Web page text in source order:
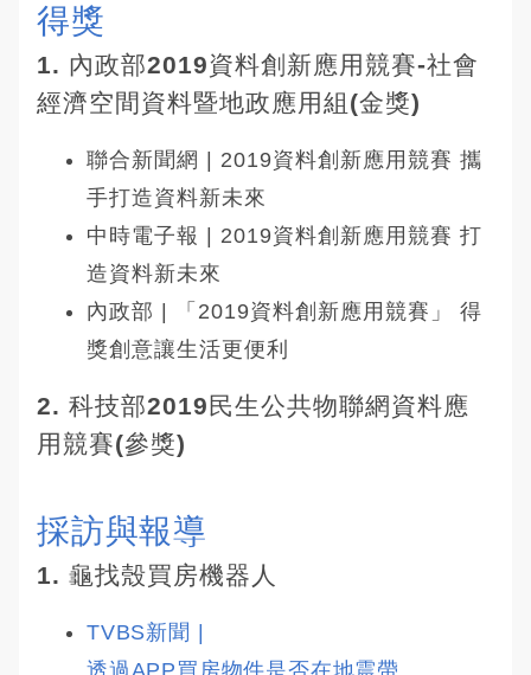
得獎
1. 內政部2019資料創新應用競賽-社會
經濟空間資料暨地政應用組(金獎)
聯合新聞網 | 2019資料創新應用競賽 攜
手打造資料新未來
中時電子報 | 2019資料創新應用競賽 打
造資料新未來
內政部 | 「2019資料創新應用競賽」 得
獎創意讓生活更便利
2. 科技部2019民生公共物聯網資料應
用競賽(參獎)
採訪與報導
1. 龜找殼買房機器人
TVBS新聞 |
透過APP買房物件是否在地震帶